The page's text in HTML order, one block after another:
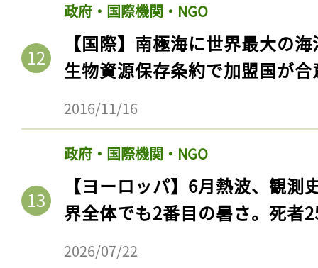
政府・国際機関・NGO
【国際】南極海に世界最大の
生物資源保存条約で加盟国が合
2016/11/16
政府・国際機関・NGO
【ヨーロッパ】6月熱波、観
界全体でも2番目の暑さ。死者
2026/07/22